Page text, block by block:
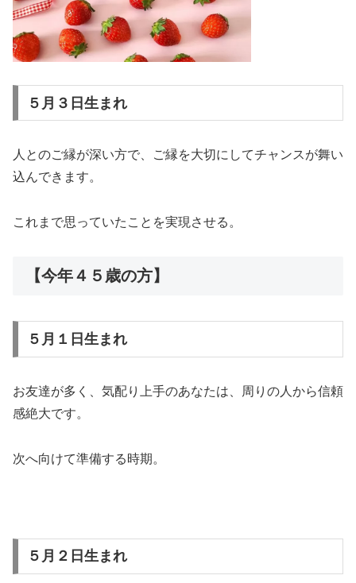
５月３日生まれ
人とのご縁が深い方で、ご縁を大切にしてチャンスが舞い
込んできます。
これまで思っていたことを実現させる。
【今年４５歳の方】
５月１日生まれ
お友達が多く、気配り上手のあなたは、周りの人から信頼
感絶大です。
次へ向けて準備する時期。
５月２日生まれ